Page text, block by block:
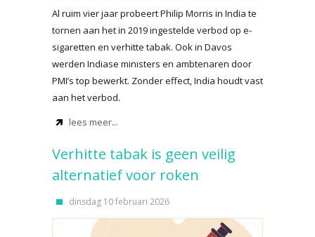
Al ruim vier jaar probeert Philip Morris in India te
tornen aan het in 2019 ingestelde verbod op e-
sigaretten en verhitte tabak. Ook in Davos
werden Indiase ministers en ambtenaren door
PMI’s top bewerkt. Zonder effect, India houdt vast
aan het verbod.
lees meer...
Verhitte tabak is geen veilig
alternatief voor roken
dinsdag 10 februari 2026